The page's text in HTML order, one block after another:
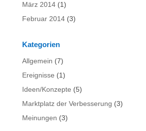
März 2014(1)
Februar 2014(3)
Kategorien
Allgemein (7)
Ereignisse (1)
Ideen/Konzepte (5)
Marktplatz der Verbesserung (3)
Meinungen (3)